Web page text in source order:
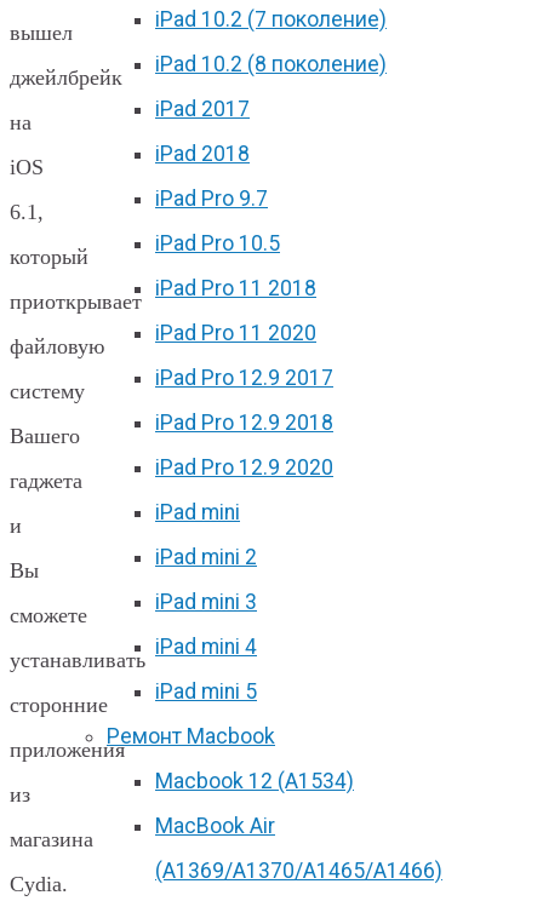
iPad 10.2 (7 поколение)
iPad 10.2 (8 поколение)
iPad 2017
iPad 2018
iPad Pro 9.7
iPad Pro 10.5
iPad Pro 11 2018
iPad Pro 11 2020
iPad Pro 12.9 2017
iPad Pro 12.9 2018
iPad Pro 12.9 2020
iPad mini
iPad mini 2
iPad mini 3
iPad mini 4
iPad mini 5
Ремонт Macbook
Macbook 12 (А1534)
MacBook Air
(A1369/A1370/A1465/A1466)
вышел
джейлбрейк
на
iOS
6.1,
который
приоткрывает
файловую
систему
Вашего
гаджета
и
Вы
сможете
устанавливать
сторонние
приложения
из
магазина
Cydia.